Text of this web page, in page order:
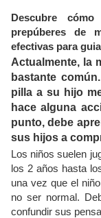
Descubre
prepúberes de
efectivas para
Actualmente, la
bastante
pilla a su hijo
hace alguna
punto, debe
sus hijos a
Los niños suelen
los 2 años hasta
una vez que el
no ser normal.
confundir sus